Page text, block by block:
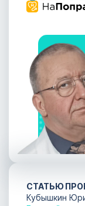
СТАТЬЮ
Кубышкин